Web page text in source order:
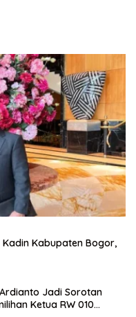
Kabupaten Bogor,
Jadi Sorotan
Ketua RW 010